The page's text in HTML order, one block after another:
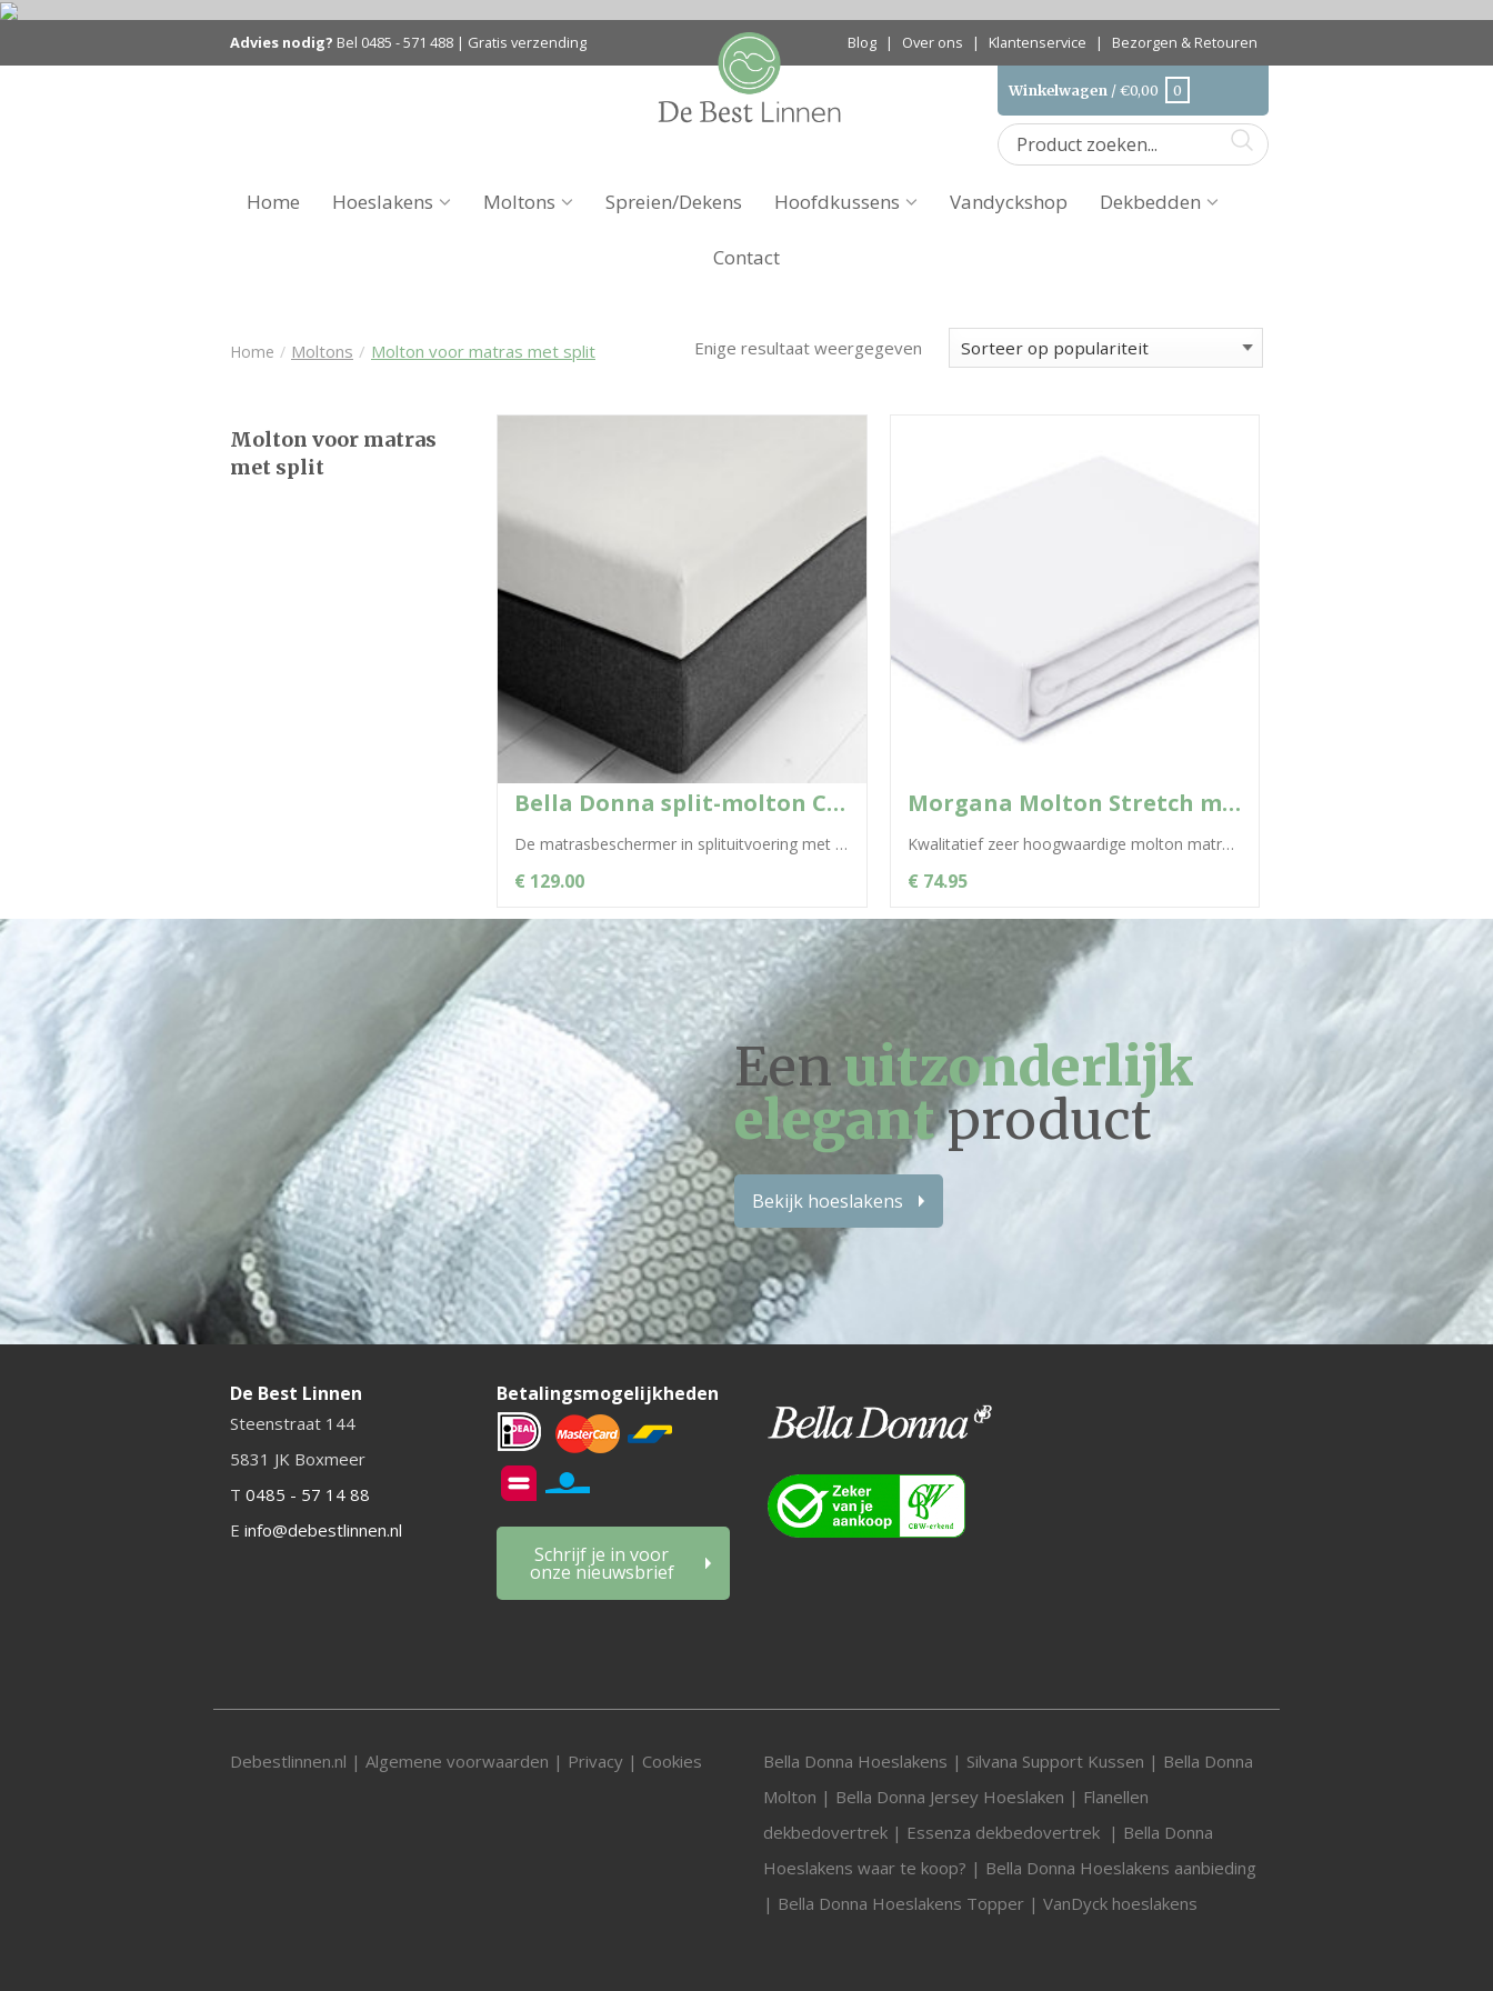
Advies nodig? Bel 0485 - 571 488 | Gratis verzending Blog | Over ons | Klantenservice | Bezorgen & Retouren
Winkelwagen /€0,00 0
Home Hoeslakens Moltons Spreien/Dekens Hoofdkussens Vandyckshop Dekbedden
Contact
Home / Moltons / Molton voor matras met split Enige resultaat weergegeven
Bella Donna split-molton Clima voor matras
De matrasbeschermer in splituitvoering met het oppervlak van badstof van 100% Tencel®. Het natuurlijke cellulosevezel Tencel® absorbeert vocht uitstekend, slaat dit op...
€ 129.00
Morgana Molton Stretch met split
Kwalitatief zeer hoogwaardige molton matrasbeschermer met stretch en een pool van 100% katoen (210 gram/mtr2). Dit molton hoeslaken heeft een perfecte pasvorm...
€ 74.95
Molton voor matras
met split
Eenuitzonderlijk
elegantproduct
Bekijk hoeslakens
De Best Linnen
Steenstraat 144
5831 JK Boxmeer
T 0485 - 57 14 88
E info@debestlinnen.nl
Betalingsmogelijkheden
Schrijf je in voor
onze nieuwsbrief
Debestlinnen.nl | Algemene voorwaarden | Privacy | Cookies Bella Donna Hoeslakens | Silvana Support Kussen | Bella Donna
Molton | Bella Donna Jersey Hoeslaken | Flanellen
dekbedovertrek | Essenza dekbedovertrek | Bella Donna
Hoeslakens waar te koop? | Bella Donna Hoeslakens aanbieding
| Bella Donna Hoeslakens Topper | VanDyck hoeslakens